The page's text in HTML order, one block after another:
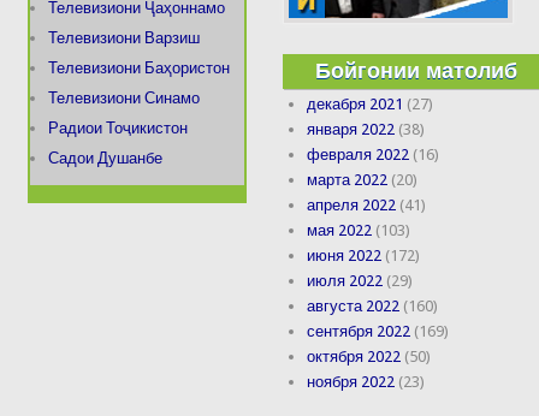
Телевизиони Ҷаҳоннамо
Телевизиони Варзиш
Телевизиони Баҳористон
Телевизиони Синамо
Радиои Тоҷикистон
Садои Душанбе
Бойгонии матолиб
декабря 2021 (27)
января 2022 (38)
февраля 2022 (16)
марта 2022 (20)
апреля 2022 (41)
мая 2022 (103)
июня 2022 (172)
июля 2022 (29)
августа 2022 (160)
сентября 2022 (169)
октября 2022 (50)
ноября 2022 (23)